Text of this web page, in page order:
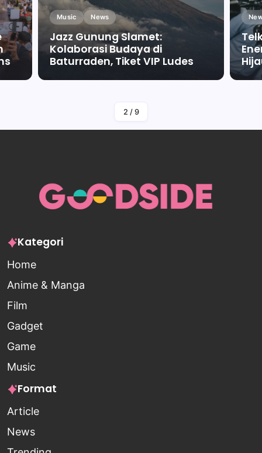
Music News
Jazz Gunung Slamet:
Kolaborasi Budaya di
Baturraden, Tiket VIP Ludes
By Falah Malaika Az Zahra
2 / 9
Kategori
Home
Anime & Manga
Film
Gadget
Game
Music
Format
Article
News